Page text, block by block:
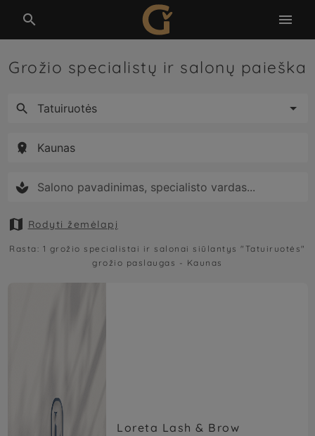
 
Grožio specialistų ir salonų paieška




 Rodyti žemėlapį
Rasta: 1 grožio specialistai ir salonai siūlantys"Tatuiruotės"
grožio paslaugas - Kaunas
Loreta Lash & Brow